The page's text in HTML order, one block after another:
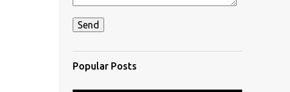
Popular Posts